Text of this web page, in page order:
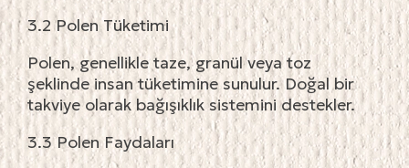
3.2 Polen Tüketimi
Polen, genellikle taze, granül veya toz
şeklinde insan tüketimine sunulur. Doğal bir
takviye olarak bağışıklık sistemini destekler.
3.3 Polen Faydaları